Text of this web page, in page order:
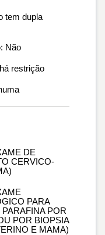
tem dupla
Não
restrição
DE
CERVICO-
PARA
POR
POR BIOPSIA
E MAMA)